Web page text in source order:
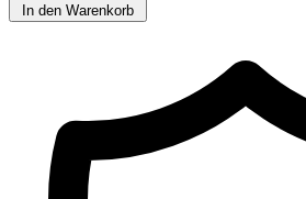
In den Warenkorb